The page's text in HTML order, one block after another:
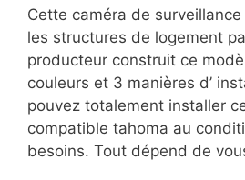
Cette caméra de
les structures de logement
producteur construit ce
couleurs et 3 manières d’
pouvez totalement installer
compatible tahoma au
besoins. Tout dépend de